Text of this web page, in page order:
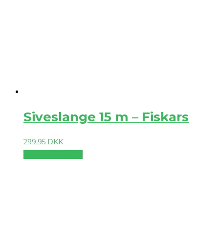
Siveslange 15 m – Fiskars
299,95 DKK